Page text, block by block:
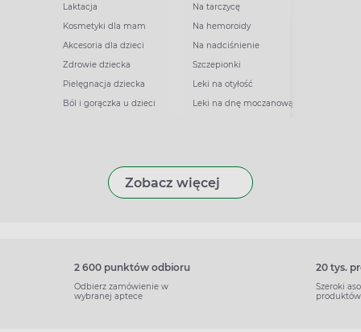
Laktacja
Kosmetyki dla mam
Akcesoria dla dzieci
Zdrowie dziecka
Pielęgnacja dziecka
Ból i gorączka u dzieci
Na tarczycę
Na hemoroidy
Na nadciśnienie
Szczepionki
Leki na otyłość
Leki na dnę moczanową
Zobacz więcej
2 600 punktów odbioru
Odbierz zamówienie w
wybranej aptece
20 tys.
Szeroki
produktów